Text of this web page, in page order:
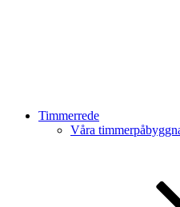
Timmerrede
Våra